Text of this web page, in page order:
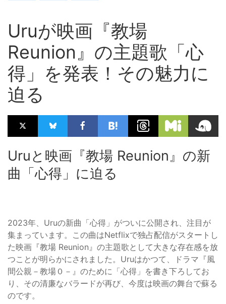
Uruが映画『教場
Reunion』の主題歌「心
得」を発表！その魅力に
迫る
Uruと映画『教場 Reunion』の新
曲「心得」に迫る
2023年、Uruの新曲「心得」がついに公開され、注目が
集まっています。この曲はNetflixで独占配信がスタートし
た映画『教場 Reunion』の主題歌として大きな存在感を放
つことが明らかにされました。Uruはかつて、ドラマ『風
間公親－教場０－』のために「心得」を書き下ろしてお
り、その清廉なバラードが再び、今度は映画の舞台で蘇る
のです。